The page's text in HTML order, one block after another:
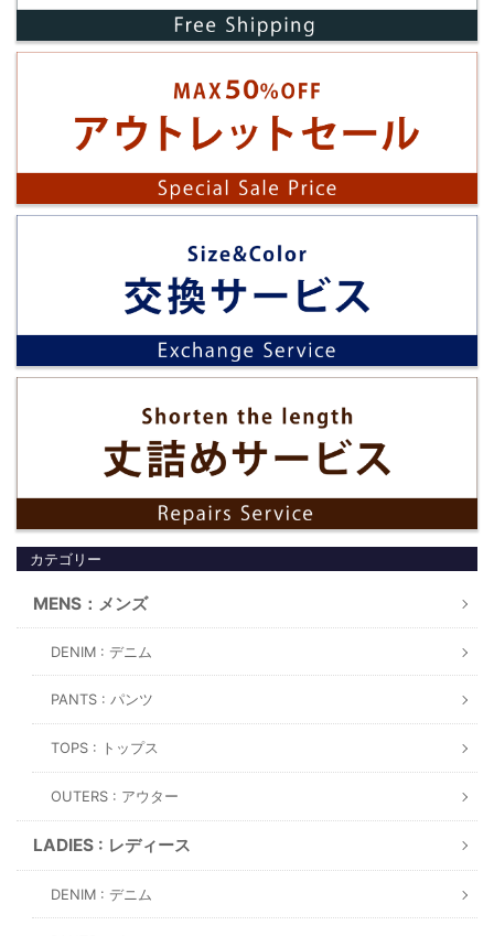
カテゴリー
MENS：メンズ
DENIM : デニム
PANTS : パンツ
TOPS : トップス
OUTERS : アウター
LADIES : レディース
DENIM : デニム